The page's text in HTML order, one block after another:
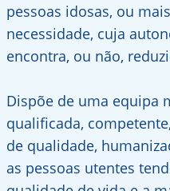
pessoas idosas, ou
necessidade, cuja
encontra, ou não,
Dispõe de uma equipa
qualificada,
de qualidade,
as pessoas utentes